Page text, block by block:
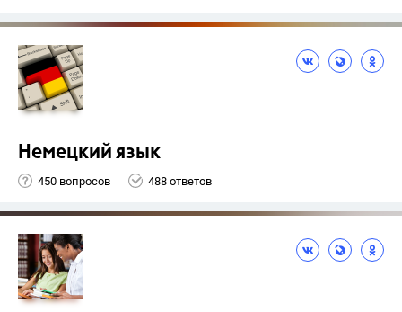
Немецкий язык
450 вопросов 488 ответов